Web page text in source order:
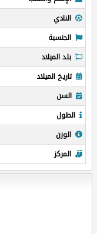
النادي
الجنسية
بلد الميلاد
تاريخ الميلاد
السن
الطول
الوزن
المركز